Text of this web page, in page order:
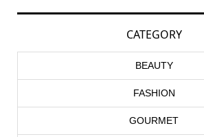
CATEGORY
BEAUTY
FASHION
GOURMET